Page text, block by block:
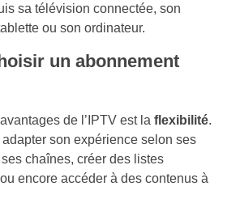
sa télévision connectée, son
ou son ordinateur.
un abonnement
de l’IPTV est la flexibilité.
adapter son expérience selon ses
chaînes, créer des listes
encore accéder à des contenus à